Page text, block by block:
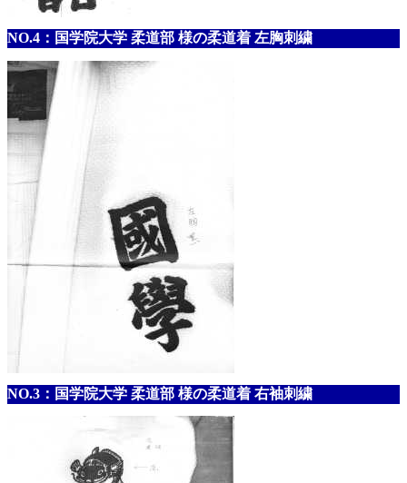
NO.4：国学院大学 柔道部 様の柔道着 左胸刺繍
NO.3：国学院大学 柔道部 様の柔道着 右袖刺繍